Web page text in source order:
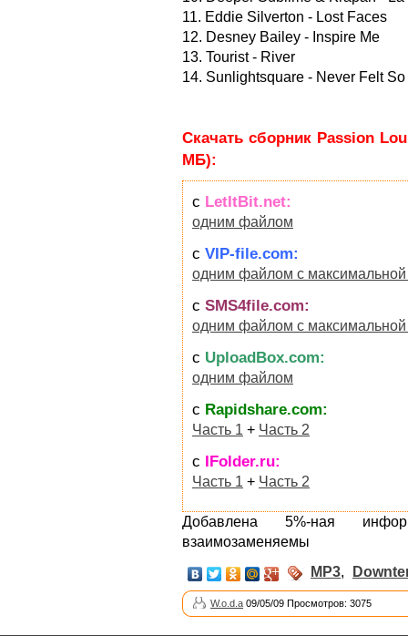
11. Eddie Silverton - Lost Faces
12. Desney Bailey - Inspire Me
13. Tourist - River
14. Sunlightsquare - Never Felt
Скачать сборник Passion
МБ):
с LetItBit.net:
одним файлом
с VIP-file.com:
одним файлом с максимальной
с SMS4file.com:
одним файлом с максимальной
с UploadBox.com:
одним файлом
с Rapidshare.com:
Часть 1 + Часть 2
с IFolder.ru:
Часть 1 + Часть 2
Добавлена 5%-ная
взаимозаменяемы
MP3,
W.o.d.a 09/05/09 Просмотров: 3075